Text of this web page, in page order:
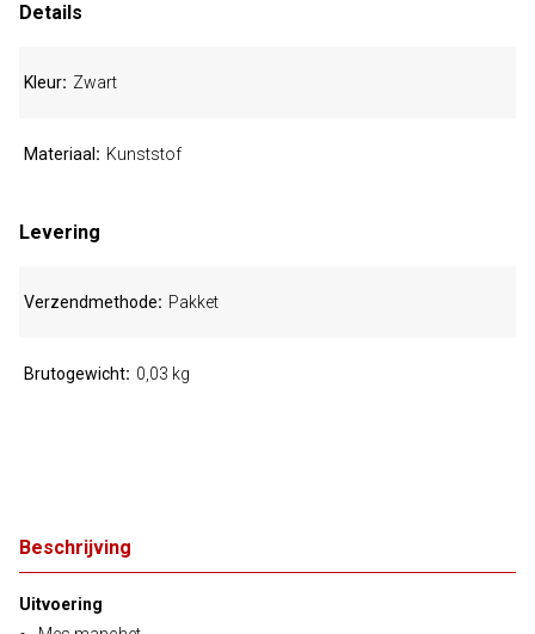
Beschrijving
Uitvoering
Details
Kleur Zwart
Materiaal Kunststof
Levering
Verzendmethode Pakket
Brutogewicht 0,03 kg